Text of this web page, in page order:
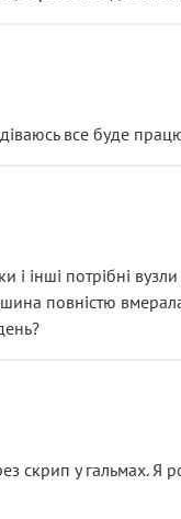
все буде
і інші потрібні
повністю
скрип у гальмах.